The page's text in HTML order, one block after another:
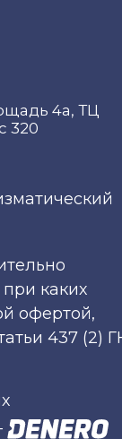
4а, ТЦ
320
каких
офертой,
437 (2)